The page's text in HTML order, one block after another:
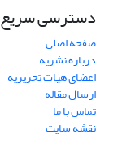
دسترسی سریع
صفحه اصلی
درباره نشریه
اعضای هیات تحریریه
ارسال مقاله
تماس با ما
نقشه سایت